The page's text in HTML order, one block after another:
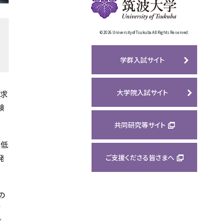
©2026 University of Tsukuba All Rights Reserved.
学群入試サイト
大学院入試サイト
共同研究等サイト
ご支援くださる皆さまへ